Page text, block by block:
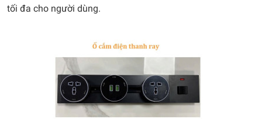
tối đa cho người dùng.